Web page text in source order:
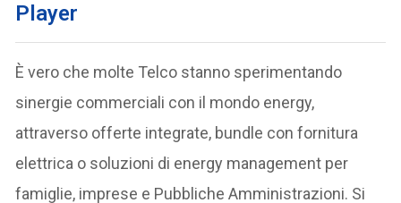
Player
È vero che molte Telco stanno sperimentando
sinergie commerciali con il mondo energy,
attraverso offerte integrate, bundle con fornitura
elettrica o soluzioni di energy management per
famiglie, imprese e Pubbliche Amministrazioni. Si